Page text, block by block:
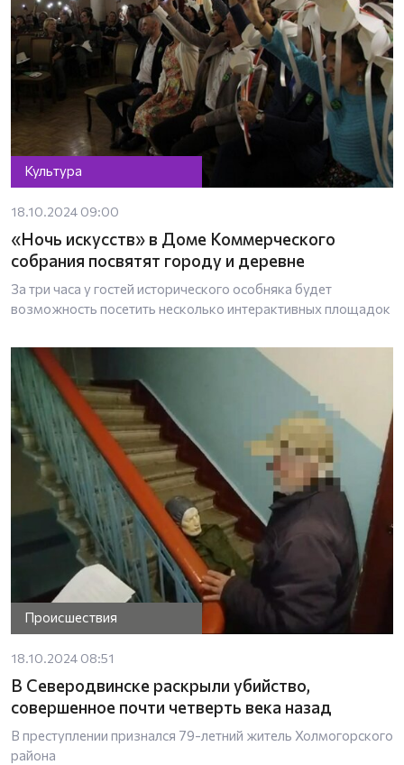
Культура
18.10.2024 09:00
«Ночь искусств» в Доме Коммерческого
собрания посвятят городу и деревне
За три часа у гостей исторического особняка будет
возможность посетить несколько интерактивных площадок
Происшествия
18.10.2024 08:51
В Северодвинске раскрыли убийство,
совершенное почти четверть века назад
В преступлении признался 79-летний житель Холмогорского
района